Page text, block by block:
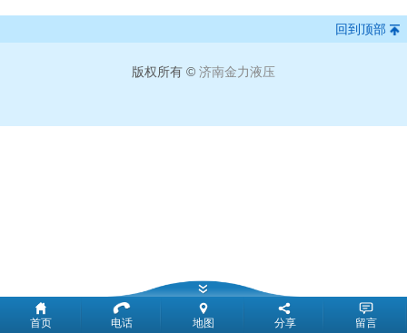
回到顶部
版权所有 © 济南金力液压
首页 电话 地图 分享 留言